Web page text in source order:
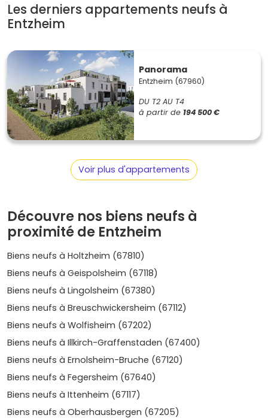
Une localisation stratégique
Strasbourg
veux vivre au vert.
Un bassin d'emplois solide: l'aéroport de
Strasbourg-Entzheim, le parc d'activités et les
entreprises de la première couronne alimentent une
demande locativerégulière.
Une qualité de vie au calme: esprit de village
alsacien, pistes cyclables, commerces de proximité,
écoles et espaces verts.
Des logements performants: bâtiments conformes
RE 2020, bonne isolation phonique et
énergétique, faibles consommations, charges
frais de notaire réduits
garanties (parfait achèvement, biennale,
décennale ), et possibilité d'optimiser ta fiscalité
zonage du programme).
Quartiers et secteurs d'Entzheim où
acheter neuf
Entzheim est une commune à taille humaine : l'important,
c'est d'identifier le secteur qui colle à ton style de vie et à
ton objectif (résidence principale ou investissement).
Voici les zones à considérer :
Centre-bourg d'Entzheim: ambiance village, vie
pratique (mairie, école, commerces). Idéal si tu veux
tout faire à pied et profiter d'un environnement
résidentiel. Bonne option pour unerésidence
Les derniers appartements neufs à
Entzheim
Panorama
Entzheim (67960)
DU T2 AU T4
à partir de 194 500 €
Voir plus d'appartements
Découvre nos biens neufs à
proximité de Entzheim
Biens neufs à Holtzheim (67810)
Biens neufs à Geispolsheim (67118)
Biens neufs à Lingolsheim (67380)
Biens neufs à Breuschwickersheim (67112)
Biens neufs à Wolfisheim (67202)
Biens neufs à Illkirch-Graffenstaden (67400)
Biens neufs à Ernolsheim-Bruche (67120)
Biens neufs à Fegersheim (67640)
Biens neufs à Ittenheim (67117)
Biens neufs à Oberhausbergen (67205)